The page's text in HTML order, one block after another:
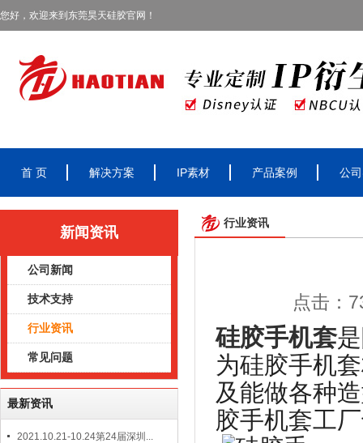
您好，欢迎来到东莞昊天硅胶官网！
首 页 解决方案 IP素材 产品案例 公
新闻资讯
公司新闻
技术支持
行业资讯
常见问题
最新资讯
2021.10.21-10.24第24届深圳...
行业资讯
点击：
硅胶手机套
为硅胶手机
及能做各种
胶手机套工